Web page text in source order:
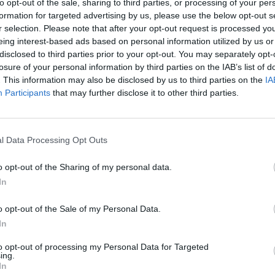
opt-out of the sale, sharing to third parties, or processing of your
for targeted advertising by us, please use the below opt-out
selection. Please note that after your opt-out request is processed
interest-based ads based on personal information utilized by us
to third parties prior to your opt-out. You may separately
of your personal information by third parties on the IAB’s list of
This information may also be disclosed by us to third parties on the
Participants that may further disclose it to other third parties.
Data Processing Opt Outs
opt-out of the Sharing of my personal data.
opt-out of the Sale of my Personal Data.
opt-out of processing my Personal Data for Targeted
Και αυτό το σαββατοκύριακο η Μεσσηνία
παίζει μπάλα. Δείτε τα αποτελέσματα
μέχρι αυτή τη στιγμή αλλά και τους...
Με 1-2 ο Μεσσηνιακός
ντέρμπι (φωτογραφίες)
15/12/2012 18:24
O Μεσσηνιακός ήταν ο μεγάλος νικητής στο
Σαββατοκύριακου. Όλοι οι